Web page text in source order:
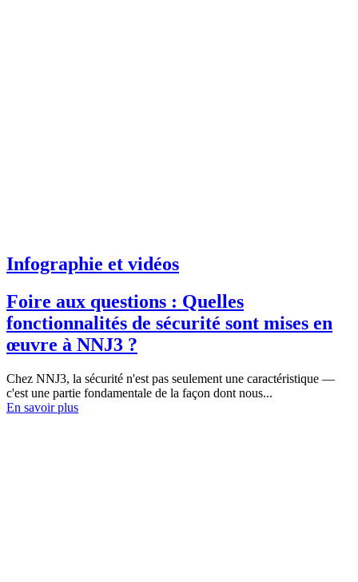
Infographie et vidéos
Foire aux questions : Quelles
fonctionnalités de sécurité sont mises en
œuvre à NNJ3 ?
Chez NNJ3, la sécurité n'est pas seulement une caractéristique —
c'est une partie fondamentale de la façon dont nous...
En savoir plus